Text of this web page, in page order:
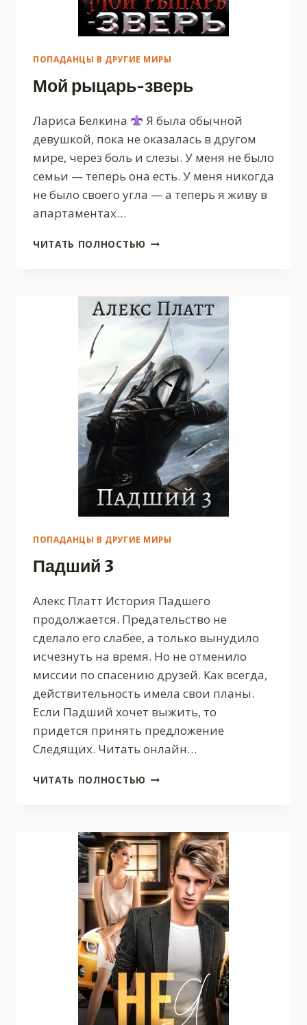
ПОПАДАНЦЫ В ДРУГИЕ МИРЫ
Мой рыцарь-зверь
Лариса Белкина
Я была обычной
девушкой, пока не оказалась в другом
мире, через боль и слезы. У меня не было
семьи — теперь она есть. У меня никогда
не было своего угла — а теперь я живу в
апартаментах…
ЧИТАТЬ ПОЛНОСТЬЮ МОЙ
ПОПАДАНЦЫ В ДРУГИЕ МИРЫ
Падший 3
Алекс Платт История Падшего
продолжается. Предательство не
сделало его слабее, а только вынудило
исчезнуть на время. Но не отменило
миссии по спасению друзей. Как всегда,
действительность имела свои планы.
Если Падший хочет выжить, то
придется принять предложение
Следящих. Читать онлайн…
ЧИТАТЬ ПОЛНОСТЬЮ ПАДШИЙ